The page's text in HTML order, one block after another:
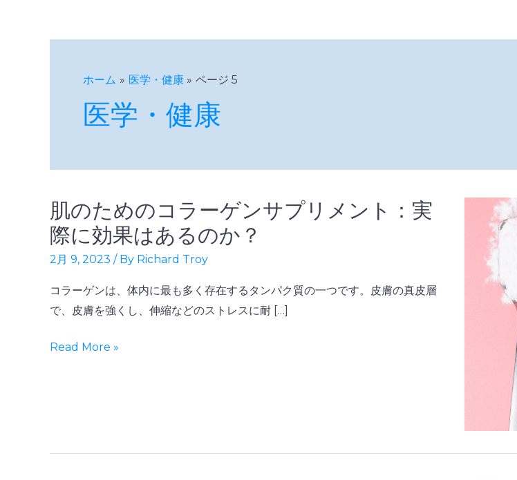
ホーム 医学・健康 ページ 5
医学・健康
肌のためのコラーゲンサプリメント：実
際に効果はあるのか？
2月 9, 2023 / By Richard Troy
コラーゲンは、体内に最も多く存在するタンパク質の一つです。皮膚の真皮層
で、皮膚を強くし、伸縮などのストレスに耐 […]
肌
の
た
め
の
コ
ー
Read More »